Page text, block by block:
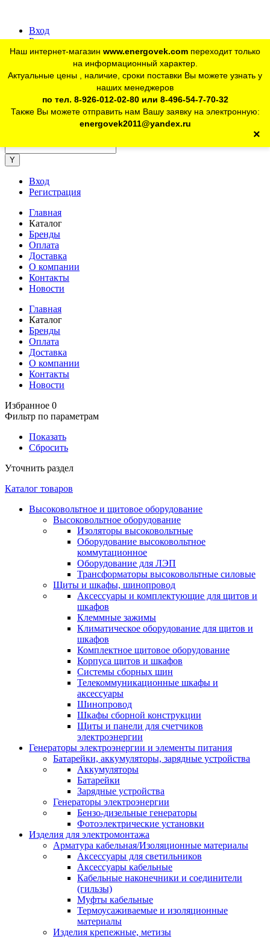
Вход
Регистрация
Для юр. лиц:+7 (926) 012-02-80
telegram Розничный магазин:+7 (925) 902-46-10
Наш интернет-магазин www.energovek.com переходит только
на информационный характер.
Актуальные цены , наличие, сроки поставки Вы можете узнать у
наших менеджеров
по тел. 8-926-012-02-80 или 8-496-54-7-70-32
Также Вы можете отправить нам Вашу заявку на электронную:
energovek2011@yandex.ru
×
Вход
Регистрация
Главная
Каталог
Бренды
Оплата
Доставка
О компании
Контакты
Новости
Главная
Каталог
Бренды
Оплата
Доставка
О компании
Контакты
Новости
Избранное 0
Фильтр по параметрам
Показать
Сбросить
Уточнить раздел
Каталог товаров
Высоковольтное и щитовое оборудование
Высоковольтное оборудование
Изоляторы высоковольтные
Оборудование высоковольтное
коммутационное
Оборудование для ЛЭП
Трансформаторы высоковольтные силовые
Щиты и шкафы, шинопровод
Аксессуары и комплектующие для щитов и
шкафов
Клеммные зажимы
Климатическое оборудование для щитов и
шкафов
Комплектное щитовое оборудование
Корпуса щитов и шкафов
Системы сборных шин
Телекоммуникационные шкафы и
аксессуары
Шинопровод
Шкафы сборной конструкции
Щиты и панели для счетчиков
электроэнергии
Генераторы электроэнергии и элементы питания
Батарейки, аккумуляторы, зарядные устройства
Аккумуляторы
Батарейки
Зарядные устройства
Генераторы электроэнергии
Бензо-дизельные генераторы
Фотоэлектрические установки
Изделия для электромонтажа
Арматура кабельная/Изоляционные материалы
Аксессуары для светильников
Аксессуары кабельные
Кабельные наконечники и соединители
(гильзы)
Муфты кабельные
Термоусаживаемые и изоляционные
материалы
Изделия крепежные, метизы